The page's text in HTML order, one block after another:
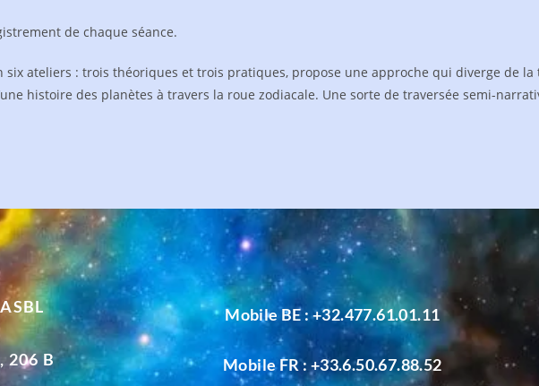
de chaque séance.
six ateliers : trois théoriques et trois pratiques, propose une approche qui diverge de
histoire des planètes à travers la roue zodiacale. Une sorte de traversée semi-
206 B
Mobile BE :+32.477.61.01.11
Mobile FR : +33.6.50.67.88.52